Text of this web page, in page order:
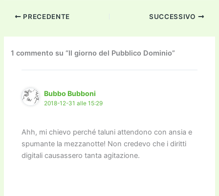
c
b
o
o
k
itt ai
d
o
n
a
m
p
y
Li
n
k
k
dI
n
n
vi
PRECEDENTE SUCCESSIVO
1 commento su “Il giorno del Pubblico Dominio”
Bubbo Bubboni
2018-12-31 alle 15:29
Ahh, mi chievo perché taluni attendono con ansia e
spumante la mezzanotte! Non credevo che i diritti
digitali causassero tanta agitazione.